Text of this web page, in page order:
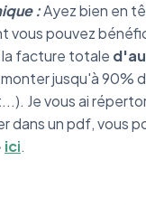
:Ayez bien en
vous pouvez
facture totale
jusqu'à 90%
Je vous ai
dans un pdf, vous
ici.